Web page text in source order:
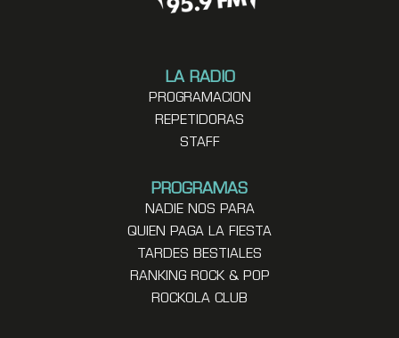
LA RADIO
PROGRAMACION
REPETIDORAS
STAFF
PROGRAMAS
NADIE NOS PARA
QUIEN PAGA LA FIESTA
TARDES BESTIALES
RANKING ROCK & POP
ROCKOLA CLUB